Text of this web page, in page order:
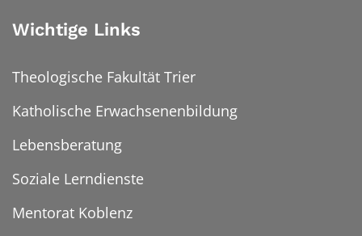
Wichtige Links
Theologische Fakultät Trier
Katholische Erwachsenenbildung
Lebensberatung
Soziale Lerndienste
Mentorat Koblenz